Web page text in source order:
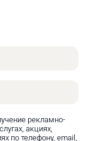
различного
рекламно-
акциях,
по телефону, email,